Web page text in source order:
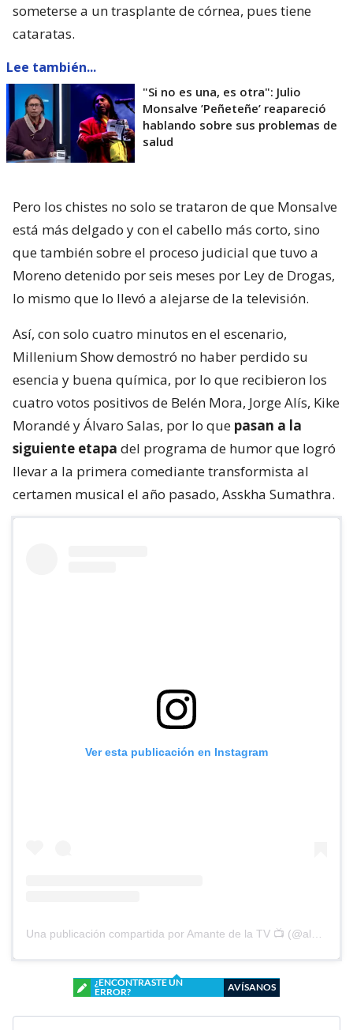
someterse a un trasplante de córnea, pues tiene
cataratas.
Lee también...
"Si no es una, es otra": Julio
Monsalve ’Peñeteñe’ reapareció
hablando sobre sus problemas de
salud
Pero los chistes no solo se trataron de que Monsalve
está más delgado y con el cabello más corto, sino
que también sobre el proceso judicial que tuvo a
Moreno detenido por seis meses por Ley de Drogas,
lo mismo que lo llevó a alejarse de la televisión.
Así, con solo cuatro minutos en el escenario,
Millenium Show demostró no haber perdido su
esencia y buena química, por lo que recibieron los
cuatro votos positivos de Belén Mora, Jorge Alís, Kike
Morandé y Álvaro Salas, por lo que pasan a la
siguiente etapa del programa de humor que logró
llevar a la primera comediante transformista al
certamen musical el año pasado, Asskha Sumathra.
Ver esta publicación en Instagram
Una publicación compartida por Amante de la TV 📺 (@alguien_te_observa)
¿ENCONTRASTE UN
ERROR?
AVÍSANOS